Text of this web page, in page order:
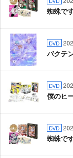
蜘蛛で
DVD
バクテ
DVD
僕のヒ
DVD
蜘蛛で